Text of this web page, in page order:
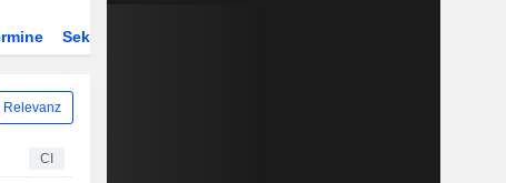
Sektor
Relevanz
CI